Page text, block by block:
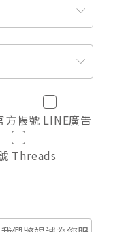
方帳號 LINE廣告
Threads